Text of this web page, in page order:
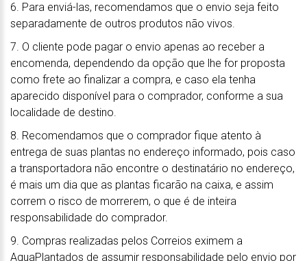
6. Para enviá-las, recomendamos que o envio seja feito
separadamente de outros produtos não vivos.
7. O cliente pode pagar o envio apenas ao receber a
encomenda, dependendo da opção que lhe for proposta
como frete ao finalizar a compra, e caso ela tenha
aparecido disponível para o comprador, conforme a sua
localidade de destino.
8. Recomendamos que o comprador fique atento à
entrega de suas plantas no endereço informado, pois caso
a transportadora não encontre o destinatário no endereço,
é mais um dia que as plantas ficarão na caixa, e assim
correm o risco de morrerem, o que é de inteira
responsabilidade do comprador.
9. Compras realizadas pelos Correios eximem a
AquaPlantados de assumir responsabilidade pelo envio por